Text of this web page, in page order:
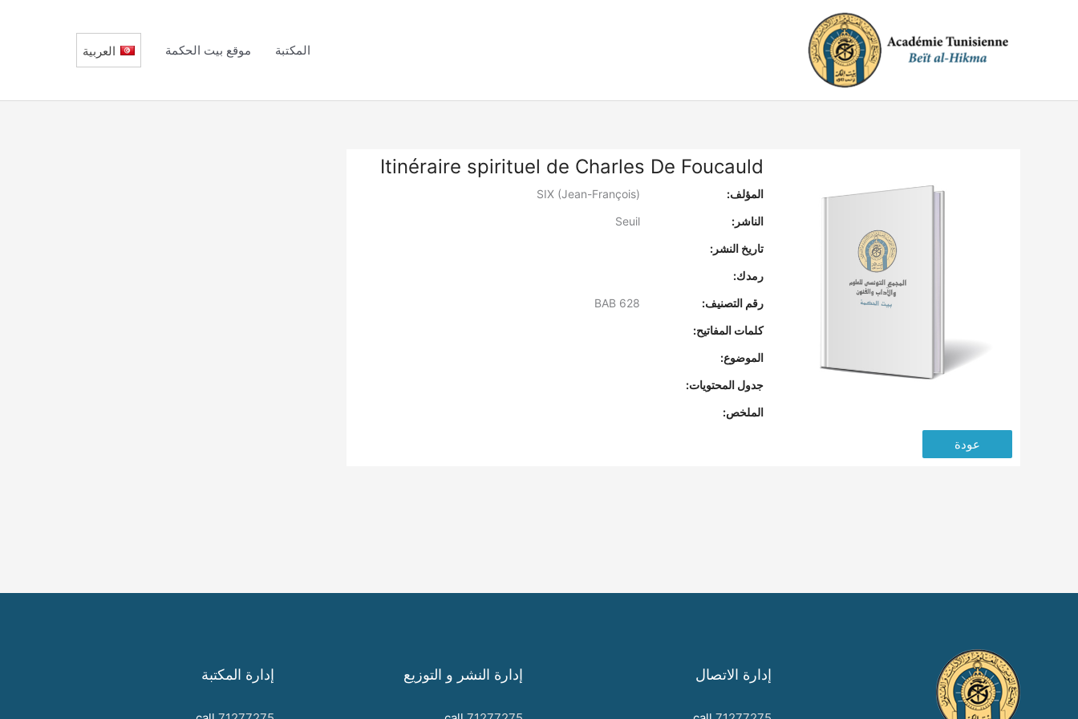
المكتبة موقع بيت الحكمة العربية
Itinéraire spirituel de Charles De Foucauld
المؤلف:
الناشر:
تاريخ النشر:
رمدك:
رقم التصنيف:
كلمات المفاتيح:
الموضوع:
جدول المحتويات:
الملخص:
عودة
إدارة الاتصال إدارة النشر و التوزيع إدارة المكتبة